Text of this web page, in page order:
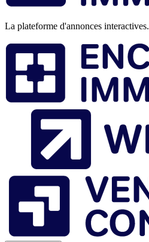
La plateforme d'annonces interactives.